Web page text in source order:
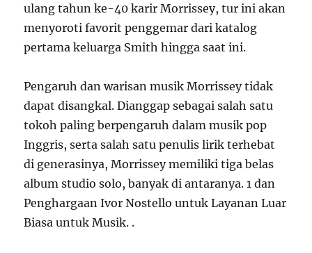
ulang tahun ke-40 karir Morrissey, tur ini akan
menyoroti favorit penggemar dari katalog
pertama keluarga Smith hingga saat ini.
Pengaruh dan warisan musik Morrissey tidak
dapat disangkal. Dianggap sebagai salah satu
tokoh paling berpengaruh dalam musik pop
Inggris, serta salah satu penulis lirik terhebat
di generasinya, Morrissey memiliki tiga belas
album studio solo, banyak di antaranya. 1 dan
Penghargaan Ivor Nostello untuk Layanan Luar
Biasa untuk Musik. .